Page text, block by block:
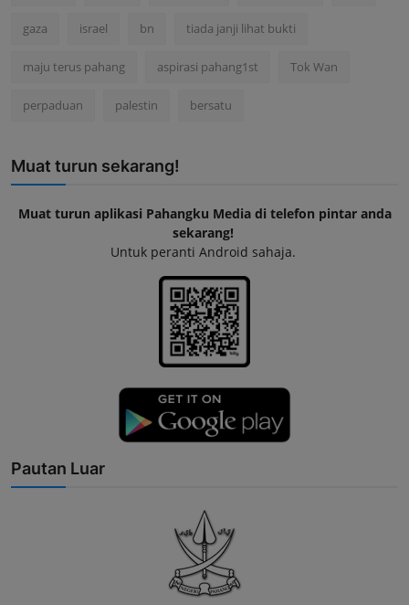
gaza israel bn tiada janji lihat bukti
maju terus pahang aspirasi pahang1st Tok Wan
perpaduan palestin bersatu
Muat turun sekarang!
Muat turun aplikasi Pahangku Media di telefon pintar anda
sekarang!
Untuk peranti Android sahaja.
Pautan Luar